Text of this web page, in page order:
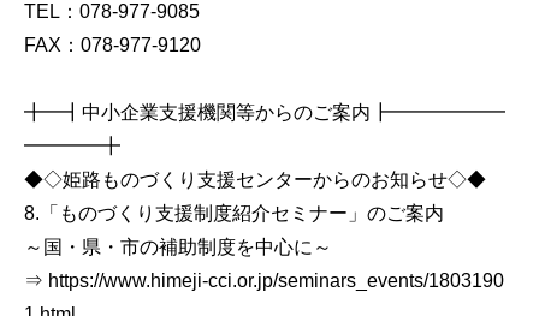
TEL：078-977-9085
FAX：078-977-9120
╋━┫中小企業支援機関等からのご案内┣━━━━━━
━━━━╋
◆◇姫路ものづくり支援センターからのお知らせ◇◆
8.「ものづくり支援制度紹介セミナー」のご案内
～国・県・市の補助制度を中心に～
⇒ https://www.himeji-cci.or.jp/seminars_events/1803190